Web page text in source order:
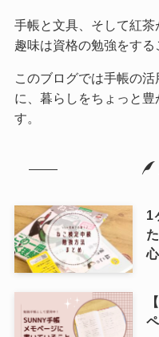
手帳と文具、そして紅茶
趣味は資格の勉強をする
このブログでは手帳の
に、暮らしをちょっと
す。
1
心